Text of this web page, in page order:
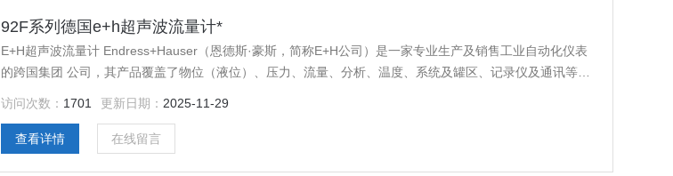
92F系列德国e+h超声波流量计*
E+H超声波流量计 Endress+Hauser（恩德斯·豪斯，简称E+H公司）是一家专业生产及销售工业自动化仪表
的跨国集团 公司，其产品覆盖了物位（液位）、压力、流量、分析、温度、系统及罐区、记录仪及通讯等工
访问次数： 1701 更新日期： 2025-11-29
查看详情 在线留言